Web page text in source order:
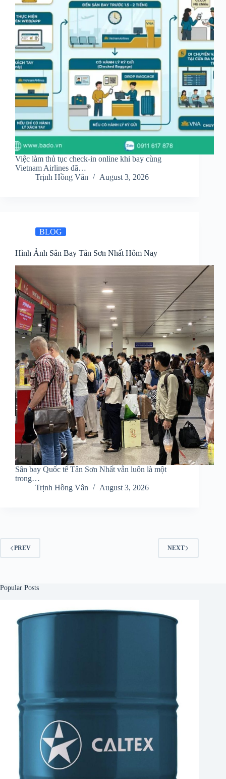
Việc làm thủ tục check-in online khi bay cùng
Vietnam Airlines đã…
Trịnh Hồng Vân
August 3, 2026
BLOG
Hình Ảnh Sân Bay Tân Sơn Nhất Hôm Nay
Sân bay Quốc tế Tân Sơn Nhất vẫn luôn là một
trong…
Trịnh Hồng Vân
August 3, 2026
PREV NEXT
Popular Posts